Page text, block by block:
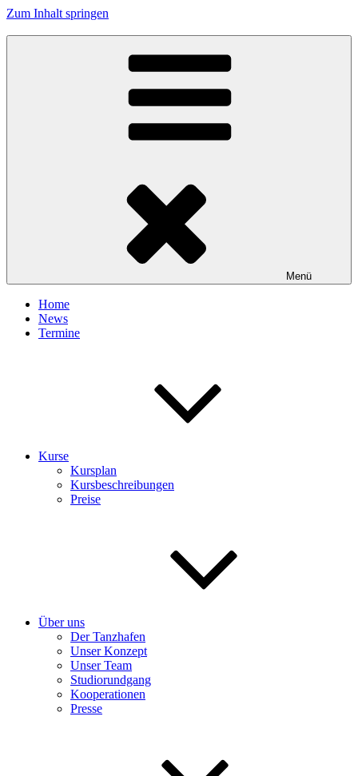
Zum Inhalt springen
Menü
Home
News
Termine
Kurse
Kursplan
Kursbeschreibungen
Preise
Über uns
Der Tanzhafen
Unser Konzept
Unser Team
Studiorundgang
Kooperationen
Presse